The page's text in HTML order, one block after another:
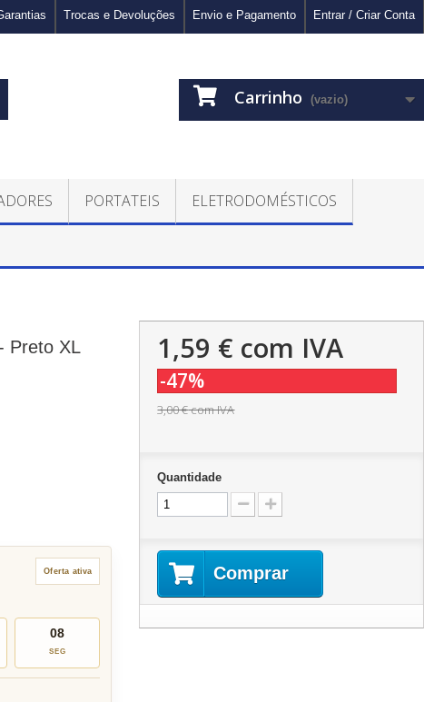
Entrar / Criar Conta
Envio e Pagamento
Trocas e Devoluções
Carrinho (vazio)
PORTATEIS ELETRODOMÉSTICOS
Preto XL
Oferta ativa
07
SEG
1,59 € com IVA
-47%
3,00 €com IVA
Quantidade
Comprar